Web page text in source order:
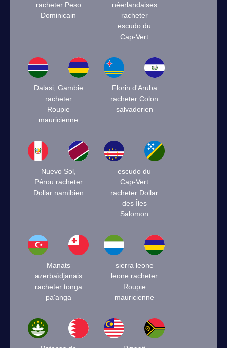
racheter Peso
Dominicain
néerlandaises
racheter
escudo du
Cap-Vert
Dalasi, Gambie
racheter
Roupie
mauricienne
Florin d'Aruba
racheter Colon
salvadorien
Nuevo Sol,
Pérou racheter
Dollar namibien
escudo du
Cap-Vert
racheter Dollar
des Îles
Salomon
Manats
azerbaïdjanais
racheter tonga
pa'anga
sierra leone
leone racheter
Roupie
mauricienne